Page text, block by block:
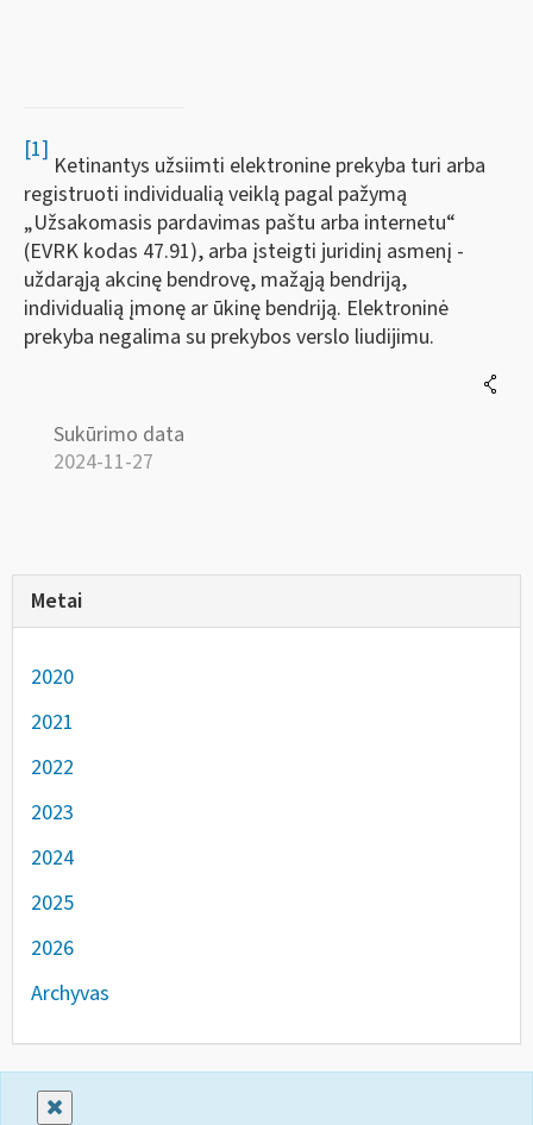
[1]
Ketinantys užsiimti elektronine prekyba turi arba
registruoti individualią veiklą pagal pažymą
„Užsakomasis pardavimas paštu arba internetu“
(EVRK kodas 47.91), arba įsteigti juridinį asmenį -
uždarąją akcinę bendrovę, mažąją bendriją,
individualią įmonę ar ūkinę bendriją. Elektroninė
prekyba negalima su prekybos verslo liudijimu.
Sukūrimo data
2024-11-27
Metai
2020
2021
2022
2023
2024
2025
2026
Archyvas